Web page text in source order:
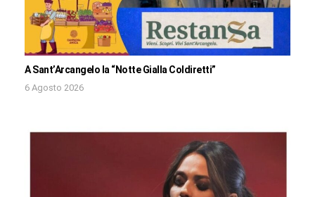
A Sant’Arcangelo la “Notte Gialla Coldiretti”
6 Agosto 2026